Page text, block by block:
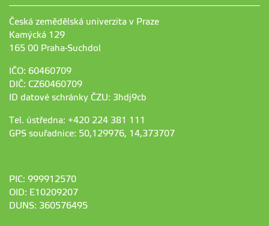
Česká zemědělská univerzita v Praze
Kamýcká 129
165 00 Praha-Suchdol
IČO: 60460709
DIČ: CZ60460709
ID datové schránky ČZU: 3hdj9cb
Tel. ústředna: +420 224 381 111
GPS souřadnice: 50,129976, 14,373707
PIC: 999912570
OID: E10209207
DUNS: 360576495